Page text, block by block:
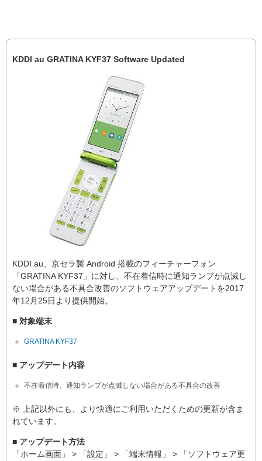
KDDI au GRATINA KYF37 Software Updated
KDDI au、京セラ製 Android 搭載のフィーチャーフォン
「GRATINA KYF37」に対し、不在着信時に通知ランプが点滅し
ない場合がある不具合改善のソフトウェアアップデートを2017
年12月25日より提供開始。
■ 対象端末
GRATINA KYF37
■ アップデート内容
不在着信時、通知ランプが点滅しない場合がある不具合の改善
※ 上記以外にも、より快適にご利用いただくための更新が含ま
れています。
■ アップデート方法
「ホーム画面」 > 「設定」 > 「端末情報」 > 「ソフトウェア更